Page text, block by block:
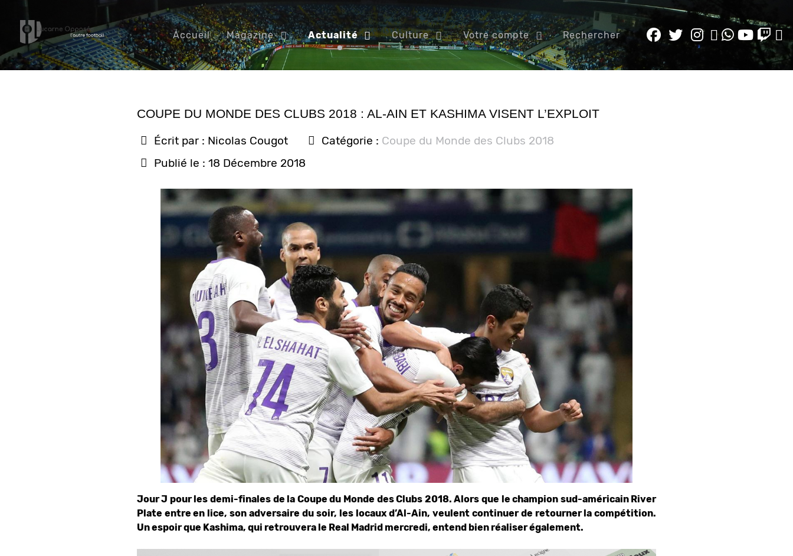
Accueil Magazine Actualité Culture Votre compte Rechercher
COUPE DU MONDE DES CLUBS 2018 : AL-AIN ET KASHIMA VISENT L’EXPLOIT
Écrit par : Nicolas Cougot Catégorie : Coupe du Monde des Clubs 2018
Publié le : 18 Décembre 2018
Jour J pour les demi-finales de la Coupe du Monde des Clubs 2018. Alors que le champion sud-américain River
Plate entre en lice, son adversaire du soir, les locaux d’Al-Ain, veulent continuer de retourner la compétition.
Un espoir que Kashima, qui retrouvera le Real Madrid mercredi, entend bien réaliser également.